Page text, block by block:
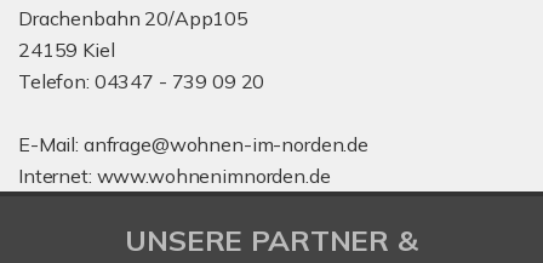
Drachenbahn 20/App105
24159 Kiel
Telefon: 04347 - 739 09 20
E-Mail: anfrage@wohnen-im-norden.de
Internet: www.wohnenimnorden.de
UNSERE PARTNER &